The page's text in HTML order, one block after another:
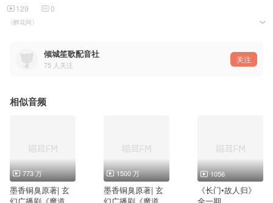
129 0
《醉花间》
出品：倾城笙歌配音社
倾城笙歌配音社
75 人关注
关注
相似音频
773 万
墨香铜臭原著| 玄
1500 万
墨香铜臭原著| 玄
1056
《长门•故人归》